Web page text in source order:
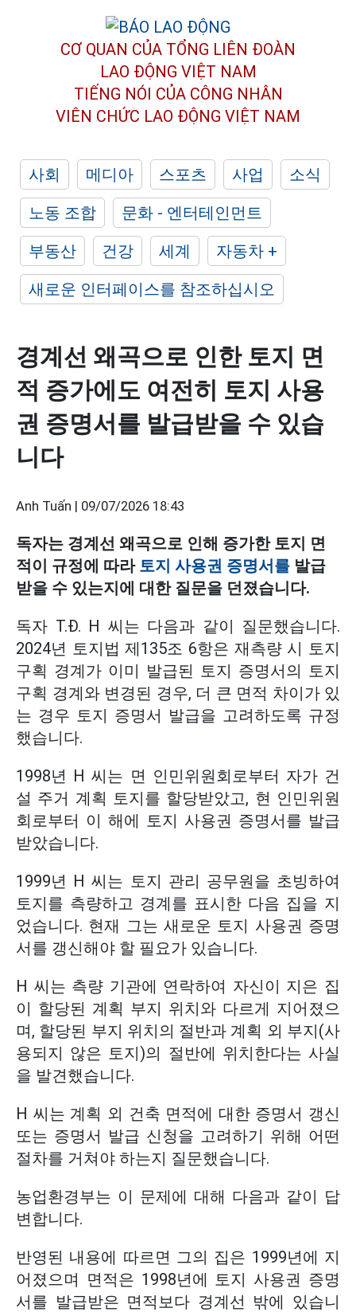
CƠ QUAN CỦA TỔNG LIÊN ĐOÀN
LAO ĐỘNG VIỆT NAM
TIẾNG NÓI CỦA CÔNG NHÂN
VIÊN CHỨC LAO ĐỘNG VIỆT NAM
사회 메디아 스포츠 사업
소식
노동 조합
문화 - 엔터테인먼트
부동산
건강 세계
자동차 +
새로운 인터페이스를 참조하십시오
경계선 왜곡으로 인한 토지 면
적 증가에도 여전히 토지 사용
권 증명서를 발급받을 수 있습
니다
Anh Tuấn | 09/07/2026 18:43
독자는 경계선 왜곡으로 인해 증가한 토지 면
적이 규정에 따라 토지 사용권 증명서를 발급
받을 수 있는지에 대한 질문을 던졌습니다.
독자 T.Đ. H 씨는 다음과 같이 질문했습니다.
2024년 토지법 제135조 6항은 재측량 시 토지
구획 경계가 이미 발급된 토지 증명서의 토지
구획 경계와 변경된 경우, 더 큰 면적 차이가 있
는 경우 토지 증명서 발급을 고려하도록 규정
했습니다.
1998년 H 씨는 면 인민위원회로부터 자가 건
설 주거 계획 토지를 할당받았고, 현 인민위원
회로부터 이 해에 토지 사용권 증명서를 발급
받았습니다.
1999년 H 씨는 토지 관리 공무원을 초빙하여
토지를 측량하고 경계를 표시한 다음 집을 지
었습니다. 현재 그는 새로운 토지 사용권 증명
서를 갱신해야 할 필요가 있습니다.
H 씨는 측량 기관에 연락하여 자신이 지은 집
이 할당된 계획 부지 위치와 다르게 지어졌으
며, 할당된 부지 위치의 절반과 계획 외 부지(사
용되지 않은 토지)의 절반에 위치한다는 사실
을 발견했습니다.
H 씨는 계획 외 건축 면적에 대한 증명서 갱신
또는 증명서 발급 신청을 고려하기 위해 어떤
절차를 거쳐야 하는지 질문했습니다.
농업환경부는 이 문제에 대해 다음과 같이 답
변합니다.
반영된 내용에 따르면 그의 집은 1999년에 지
어졌으며 면적은 1998년에 토지 사용권 증명
서를 발급받은 면적보다 경계선 밖에 있습니